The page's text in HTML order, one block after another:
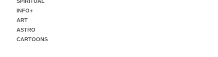
INFO+
ART
ASTRO
CARTOONS